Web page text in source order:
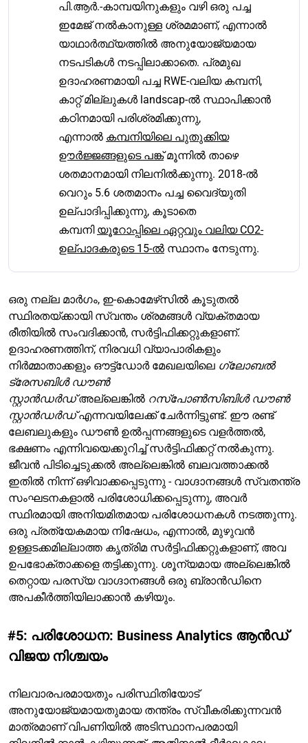
പി.ആർ.-കാമ്പയിനുകളും വഴി ഒരു പച്ച
ഇമേജ് നൽകാനുള്ള ശ്രമമാണ്, എന്നാൽ
യാഥാർത്ഥ്യത്തിൽ അനുയോജ്യമായ
നടപടികൾ നടപ്പിലാക്കാതെ. പ്രമുഖ
ഉദാഹരണമായി പച്ച RWE-വലിയ കമ്പനി,
കാറ്റ് മില്ലുകൾ landscap-ൽ സ്ഥാപിക്കാൻ
കഠിനമായി പരിശ്രമിക്കുന്നു,
എന്നാൽ കമ്പനിയിലെ പുതുക്കിയ
ഊർജ്ജങ്ങളുടെ പങ്ക്മൂന്നിൽ താഴെ
ശതമാനമായി നിലനിൽക്കുന്നു. 2018-ൽ
വെറും 5.6 ശതമാനം പച്ച വൈദ്യുതി
ഉല്പാദിപ്പിക്കുന്നു, കൂടാതെ
കമ്പനി യൂറോപ്പിലെ ഏറ്റവും വലിയ CO2-
ഉല്പാദകരുടെ 15-ൽ സ്ഥാനം നേടുന്നു.
ഒരു നല്ല മാർഗം, ഇ-കൊമേഴ്‌സിൽ കൂടുതൽ
സ്ഥിരതയ്ക്കായി സ്വന്തം ശ്രമങ്ങൾ വ്യക്തമായ
രീതിയിൽ സംവദിക്കാൻ, സർട്ടിഫിക്കറ്റുകളാണ്.
ഉദാഹരണത്തിന്, നിരവധി വ്യാപാരികളും
നിർമ്മാതാക്കളും ഔട്ട്‌ഡോർ മേഖലയിലെ ഗ്ലോബൽ
ട്രേസബിൾ ഡൗൺ
സ്റ്റാൻഡർഡ്അല്ലെങ്കിൽ റസ്പോൺസിബിൾ ഡൗൺ
സ്റ്റാൻഡർഡ്എന്നവയിലേക്ക് ചേർന്നിട്ടുണ്ട്. ഈ രണ്ട്
ലേബലുകളും ഡൗൺ ഉൽപ്പന്നങ്ങളുടെ വളർത്തൽ,
ഭക്ഷണം എന്നിവയെക്കുറിച്ച് സർട്ടിഫിക്കറ്റ് നൽകുന്നു.
ജീവൻ പിടിച്ചെടുക്കൽ അല്ലെങ്കിൽ ബലവത്താക്കൽ
ഇതിൽ നിന്ന് ഒഴിവാക്കപ്പെടുന്നു - വാഗ്ദാനങ്ങൾ സ്വതന്ത്ര
സംഘടനകളാൽ പരിശോധിക്കപ്പെടുന്നു, അവർ
സ്ഥിരമായി അനിയമിതമായ പരിശോധനകൾ നടത്തുന്നു.
ഒരു പ്രത്യേകമായ നിഷേധം, എന്നാൽ, മുഴുവൻ
ഉള്ളടക്കമില്ലാത്ത കൃത്രിമ സർട്ടിഫിക്കറ്റുകളാണ്, അവ
ഉപഭോക്താക്കളെ തട്ടിക്കുന്നു. ശൂന്യമായ അല്ലെങ്കിൽ
തെറ്റായ പരസ്യ വാഗ്ദാനങ്ങൾ ഒരു ബ്രാൻഡിനെ
അപകീർത്തിയിലാക്കാൻ കഴിയും.
#5: പരിശോധന: Business Analytics ആൻഡ്
വിജയ നിശ്ചയം
നിലവാരപരമായതും പരിസ്ഥിതിയോട്
അനുയോജ്യമായതുമായ തന്ത്രം സ്വീകരിക്കുന്നവൻ
മാത്രമാണ് വിപണിയിൽ അടിസ്ഥാനപരമായി